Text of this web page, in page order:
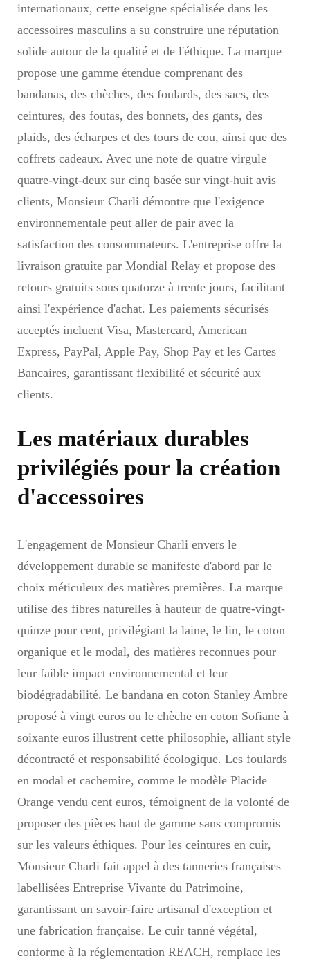
internationaux, cette enseigne spécialisée dans les
accessoires masculins a su construire une réputation
solide autour de la qualité et de l'éthique. La marque
propose une gamme étendue comprenant des
bandanas, des chèches, des foulards, des sacs, des
ceintures, des foutas, des bonnets, des gants, des
plaids, des écharpes et des tours de cou, ainsi que des
coffrets cadeaux. Avec une note de quatre virgule
quatre-vingt-deux sur cinq basée sur vingt-huit avis
clients, Monsieur Charli démontre que l'exigence
environnementale peut aller de pair avec la
satisfaction des consommateurs. L'entreprise offre la
livraison gratuite par Mondial Relay et propose des
retours gratuits sous quatorze à trente jours, facilitant
ainsi l'expérience d'achat. Les paiements sécurisés
acceptés incluent Visa, Mastercard, American
Express, PayPal, Apple Pay, Shop Pay et les Cartes
Bancaires, garantissant flexibilité et sécurité aux
clients.
Les matériaux durables
privilégiés pour la création
d'accessoires
L'engagement de Monsieur Charli envers le
développement durable se manifeste d'abord par le
choix méticuleux des matières premières. La marque
utilise des fibres naturelles à hauteur de quatre-vingt-
quinze pour cent, privilégiant la laine, le lin, le coton
organique et le modal, des matières reconnues pour
leur faible impact environnemental et leur
biodégradabilité. Le bandana en coton Stanley Ambre
proposé à vingt euros ou le chèche en coton Sofiane à
soixante euros illustrent cette philosophie, alliant style
décontracté et responsabilité écologique. Les foulards
en modal et cachemire, comme le modèle Placide
Orange vendu cent euros, témoignent de la volonté de
proposer des pièces haut de gamme sans compromis
sur les valeurs éthiques. Pour les ceintures en cuir,
Monsieur Charli fait appel à des tanneries françaises
labellisées Entreprise Vivante du Patrimoine,
garantissant un savoir-faire artisanal d'exception et
une fabrication française. Le cuir tanné végétal,
conforme à la réglementation REACH, remplace les